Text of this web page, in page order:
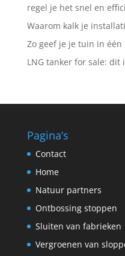
regel je het snel en
Waarom kalk je
Zo geef je je tuin in
LNG tanker for sale: dit
Pagina’s
Contact
Home
Natuur partners
Ontbossing stoppen
Sluiten van fabrieken
Vergroenen van